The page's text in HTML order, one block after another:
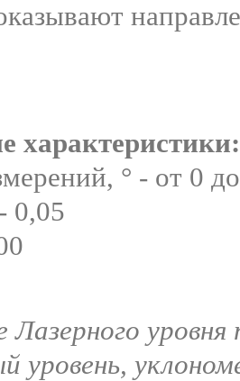
характеристики:
° - от 0
0,05
Лазерного уровня
уровень,